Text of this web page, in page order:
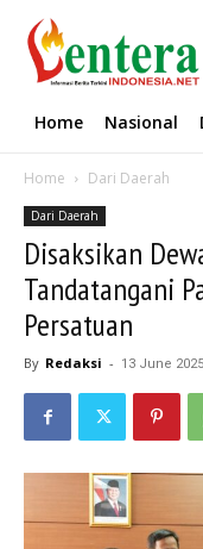
Home Nasional
Home Dari Daerah
Dari Daerah
Disaksikan
Tandatangani
Persatuan
By Redaksi - 13 June 2025